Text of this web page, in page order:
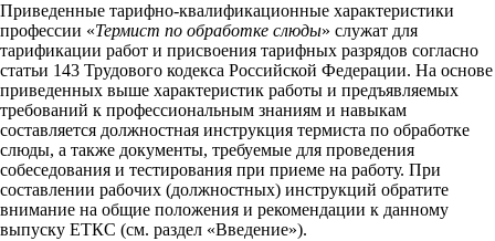
Приведенные тарифно-квалификационные характеристики
профессии «Термист по обработке слюды» служат для
тарификации работ и присвоения тарифных разрядов согласно
статьи 143 Трудового кодекса Российской Федерации. На основе
приведенных выше характеристик работы и предъявляемых
требований к профессиональным знаниям и навыкам
составляется должностная инструкция термиста по обработке
слюды, а также документы, требуемые для проведения
собеседования и тестирования при приеме на работу. При
составлении рабочих (должностных) инструкций обратите
внимание на общие положения и рекомендации к данному
выпуску ЕТКС (см. раздел «Введение»).